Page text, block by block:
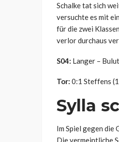
Schalke tat sich
versuchte es mit
für die zwei
verlor durchaus
S04: Langer –
Tor: 0:1 Steffens
Sylla
Im Spiel gegen die
Die vermeintliche